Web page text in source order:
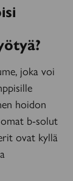
joka voi
hoidon
b-solut
ovat kyllä